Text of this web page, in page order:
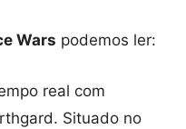
Wars podemos ler:
real com
Situado no